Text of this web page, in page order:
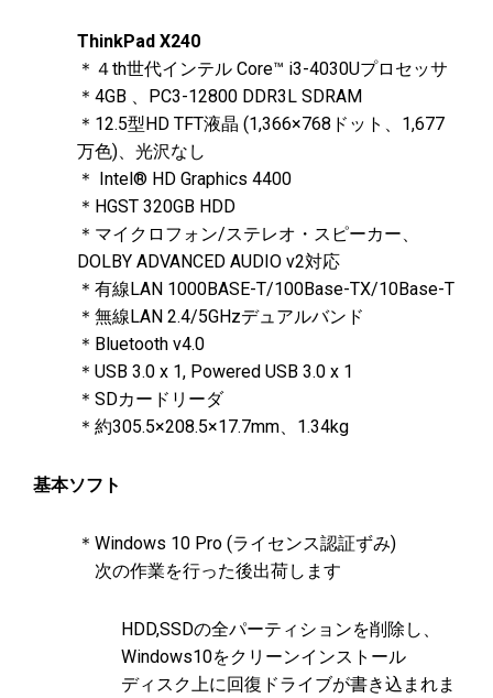
ThinkPad X240
＊４th世代インテル Core™ i3-4030Uプロセッサ
＊4GB 、PC3-12800 DDR3L SDRAM
＊12.5型HD TFT液晶 (1,366×768ドット、1,677
万色)、光沢なし
＊ Intel® HD Graphics 4400
＊HGST 320GB HDD
＊マイクロフォン/ステレオ・スピーカー、
DOLBY ADVANCED AUDIO v2対応
＊有線LAN 1000BASE-T/100Base-TX/10Base-T
＊無線LAN 2.4/5GHzデュアルバンド
＊Bluetooth v4.0
＊USB 3.0 x 1, Powered USB 3.0 x 1
＊SDカードリーダ
＊約305.5×208.5×17.7mm、1.34kg
基本ソフト
＊Windows 10 Pro (ライセンス認証ずみ)
次の作業を行った後出荷します
HDD,SSDの全パーティションを削除し、
Windows10をクリーンインストール
ディスク上に回復ドライブが書き込まれま